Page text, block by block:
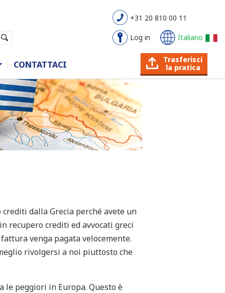
+31 20 810 00 11
Log in Italiano
CONTATTACI
Trasferisci
la pratica
dalla Grecia perché avete un
recupero crediti ed avvocati greci
venga pagata velocemente.
rivolgersi a noi piuttosto che
le peggiori in Europa. Questo è